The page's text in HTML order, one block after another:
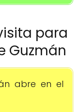
para
Guzmán
abre en el